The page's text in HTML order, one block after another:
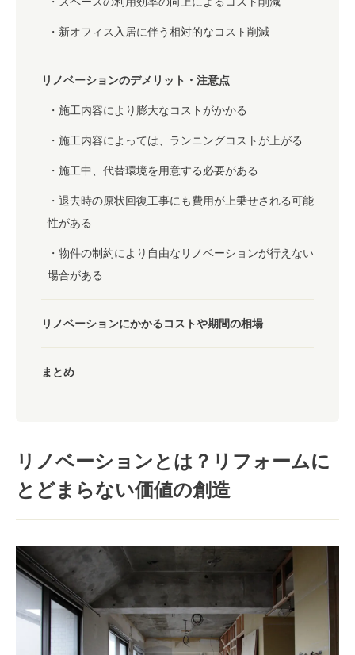
新オフィス入居に伴う相対的なコスト削減
リノベーションのデメリット・注意点
施工内容により膨大なコストがかかる
施工内容によっては、ランニングコストが上がる
施工中、代替環境を用意する必要がある
退去時の原状回復工事にも費用が上乗せされる可能
性がある
物件の制約により自由なリノベーションが行えない
場合がある
リノベーションにかかるコストや期間の相場
まとめ
リノベーションとは？リフォームに
とどまらない価値の創造